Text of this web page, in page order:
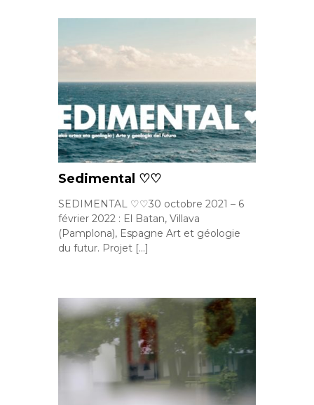
Sedimental ♡♡
SEDIMENTAL ♡♡30 octobre 2021 – 6
février 2022 : El Batan, Villava
(Pamplona), Espagne Art et géologie
du futur. Projet […]